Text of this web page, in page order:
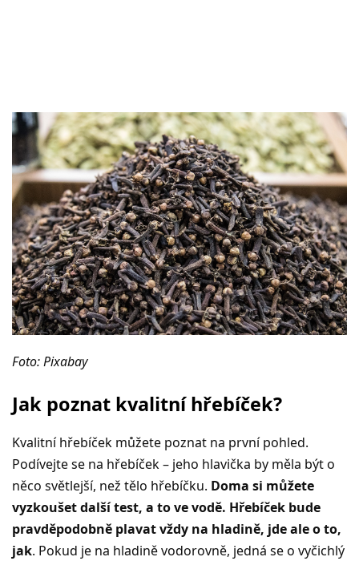
Foto: Pixabay
Jak poznat kvalitní hřebíček?
Kvalitní hřebíček můžete poznat na první pohled.
Podívejte se na hřebíček – jeho hlavička by měla být o
něco světlejší, než tělo hřebíčku. Doma si můžete
vyzkoušet další test, a to ve vodě. Hřebíček bude
pravděpodobně plavat vždy na hladině, jde ale o to,
jak. Pokud je na hladině vodorovně, jedná se o vyčichlý